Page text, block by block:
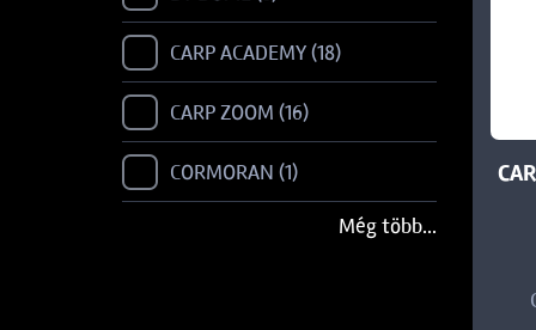
CARP ACADEMY 18
CARP ZOOM 16
CORMORAN 1
Még több...